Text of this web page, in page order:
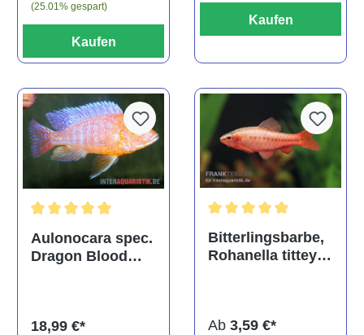
(25.01% gespart)
Kaufen
Kaufen
Durchschnittliche Bewertung von 5 von 5 Sternen
Aulonocara spec.
Dragon Blood
18,99 €*
Bitterlingsbarbe,
Rohanella titteya,
Ab 3,59 €*